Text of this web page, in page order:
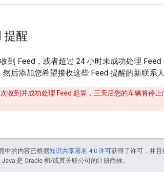
提醒
到 Feed，或者超过 24 小时未成功处理
然后添加您希望接收这些 Feed 提醒的新联系
次收到并成功处理 Feed 起算，三天后您的车辆将停
中的内容已根据知识共享署名 4.0 许可获得了许可，并
Java 是 Oracle 和/或其关联公司的注册商标。